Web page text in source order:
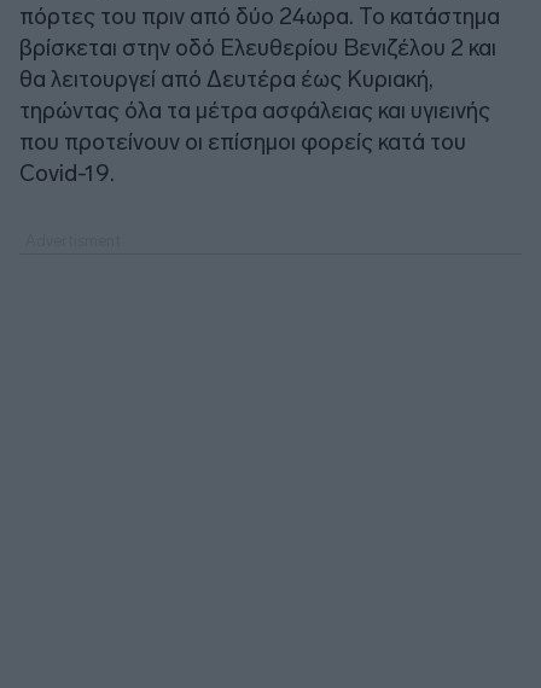
πόρτες του πριν από δύο 24ωρα. Το κατάστημα
βρίσκεται στην οδό Ελευθερίου Βενιζέλου 2 και
θα λειτουργεί από Δευτέρα έως Κυριακή,
τηρώντας όλα τα μέτρα ασφάλειας και υγιεινής
που προτείνουν οι επίσημοι φορείς κατά του
Covid-19.